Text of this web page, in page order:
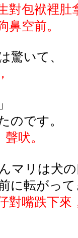
對包袱裡肚
鼻空前。
驚いて、
のです。
聲吠。
マリは犬
に転がっ
對嘴跌下來